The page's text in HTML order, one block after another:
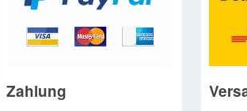
Zahlung